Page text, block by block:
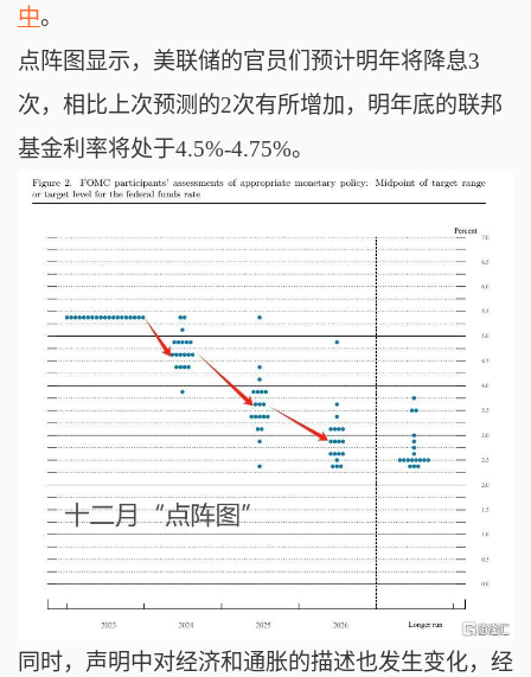
中。
点阵图显示，美联储的官员们预计明年将降息3
次，相比上次预测的2次有所增加， 明年底的联邦
基金利率将处于4.5%-4.75%。
同时，声明中对经济和通胀的描述也发生变化，经